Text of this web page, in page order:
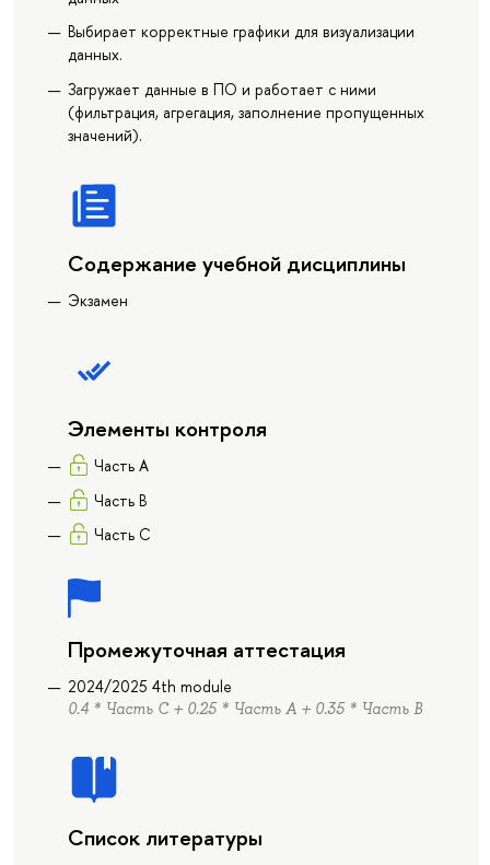
Выбирает корректные графики для визуализации
данных.
Загружает данные в ПО и работает с ними
(фильтрация, агрегация, заполнение пропущенных
значений).
Содержание учебной дисциплины
Экзамен
Элементы контроля
Часть А
Часть B
Часть С
Промежуточная аттестация
2024/2025 4th module
0.4 * Часть С + 0.25 * Часть А + 0.35 * Часть B
Список литературы